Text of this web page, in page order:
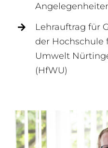
Lehrauftrag für
der Hochschule
Umwelt
(HfWU)